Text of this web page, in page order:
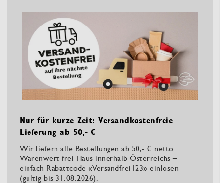
Nur für kurze Zeit: Versandkostenfreie
Lieferung ab 50,- €
Wir liefern alle Bestellungen ab 50,- € netto
Warenwert frei Haus innerhalb Österreichs –
einfach Rabattcode «Versandfrei123» einlösen
(gültig bis 31.08.2026).